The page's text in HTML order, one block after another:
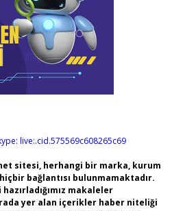
live:.cid.575569c608265c69
sitesi, herhangi bir marka, kurum
bağlantısı bulunmamaktadır.
makaleler
yer alan içerikler haber niteliği